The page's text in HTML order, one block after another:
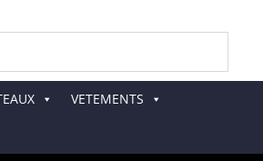
VETEMENTS